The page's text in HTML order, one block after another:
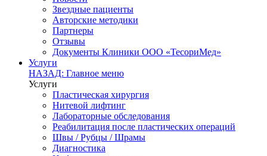
Звездные пациенты
Авторские методики
Партнеры
Отзывы
Документы Клиники ООО «ТесориМед»
Услуги
НАЗАД: Главное меню
Услуги
Пластическая хирургия
Нитевой лифтинг
Лабораторные обследования
Реабилитация после пластических операций
Швы / Рубцы / Шрамы
Диагностика